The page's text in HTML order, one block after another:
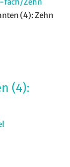
(4): Zehn
(4):